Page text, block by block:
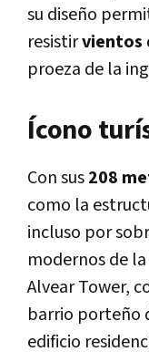
su diseño
resistirvientos
proeza de la
Ícono
Con sus208
como la
incluso por
modernos de
Alvear Tower,
barrio porteño
edificio